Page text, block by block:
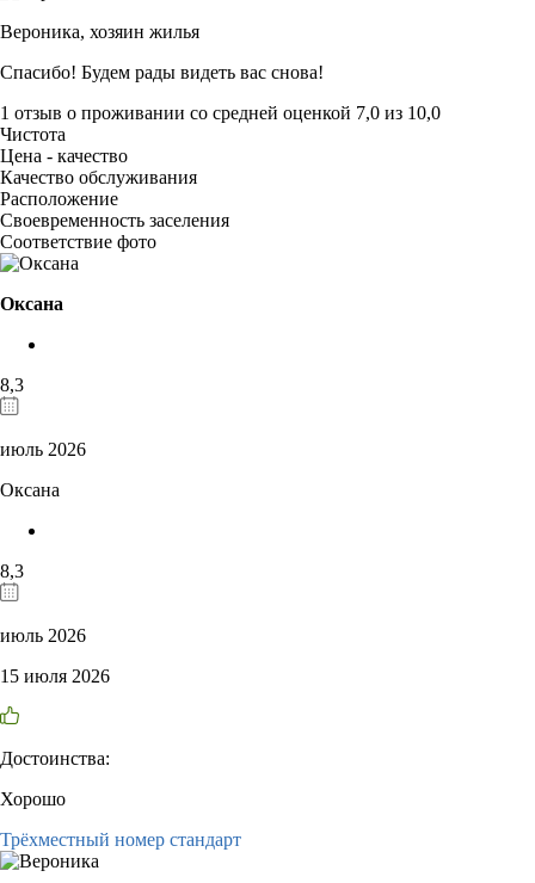
Вероника, хозяин жилья
Спасибо! Будем рады видеть вас снова!
1 отзыв о проживании со средней оценкой 7,0 из 10,0
Чистота
Цена - качество
Качество обслуживания
Расположение
Своевременность заселения
Соответствие фото
Оксана
8,3
июль 2026
Оксана
8,3
июль 2026
15 июля 2026
Достоинства:
Хорошо
Трёхместный номер стандарт